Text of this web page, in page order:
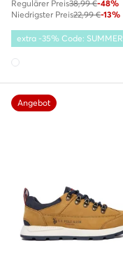
Regulärer Preis38,99 €-48%
Niedrigster Preis22,99 €-13%
extra -35% Code: SUMMER
Angebot